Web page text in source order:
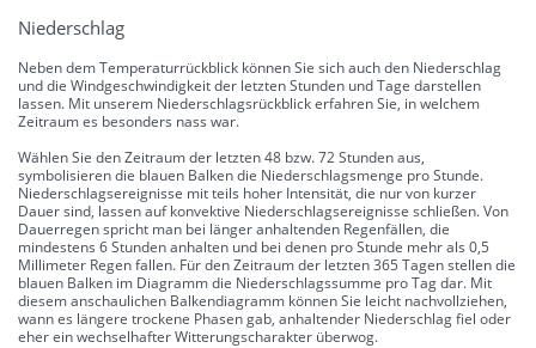
Niederschlag
Neben dem Temperaturrückblick können Sie sich auch den Niederschlag
und die Windgeschwindigkeit der letzten Stunden und Tage darstellen
lassen. Mit unserem Niederschlagsrückblick erfahren Sie, in welchem
Zeitraum es besonders nass war.
Wählen Sie den Zeitraum der letzten 48 bzw. 72 Stunden aus,
symbolisieren die blauen Balken die Niederschlagsmenge pro Stunde.
Niederschlagsereignisse mit teils hoher Intensität, die nur von kurzer
Dauer sind, lassen auf konvektive Niederschlagsereignisse schließen. Von
Dauerregen spricht man bei länger anhaltenden Regenfällen, die
mindestens 6 Stunden anhalten und bei denen pro Stunde mehr als 0,5
Millimeter Regen fallen. Für den Zeitraum der letzten 365 Tagen stellen die
blauen Balken im Diagramm die Niederschlagssumme pro Tag dar. Mit
diesem anschaulichen Balkendiagramm können Sie leicht nachvollziehen,
wann es längere trockene Phasen gab, anhaltender Niederschlag fiel oder
eher ein wechselhafter Witterungscharakter überwog.